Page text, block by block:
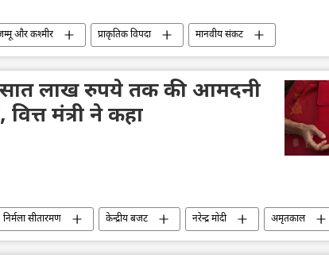
और कश्मीर प्राकृतिक विपदा मानवीय संकट
लाख रुपये तक की आमदनी
मंत्री ने कहा
निर्मला सीतारमण केन्द्रीय बजट नरेन्द्र मोदी अमृतकाल